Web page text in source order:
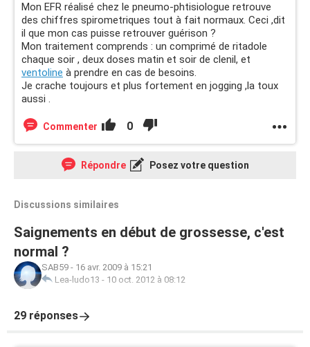
Mon EFR réalisé chez le pneumo-phtisiologue retrouve
des chiffres spirometriques tout à fait normaux. Ceci ,dit
il que mon cas puisse retrouver guérison ?
Mon traitement comprends : un comprimé de ritadole
chaque soir , deux doses matin et soir de clenil, et
ventoline à prendre en cas de besoins.
Je crache toujours et plus fortement en jogging ,la toux
aussi .
Commenter 0
Répondre Posez votre question
Discussions similaires
Saignements en début de grossesse, c'est
normal ?
SAB59 - 16 avr. 2009 à 15:21
Lea-ludo13 - 10 oct. 2012 à 08:12
29 réponses